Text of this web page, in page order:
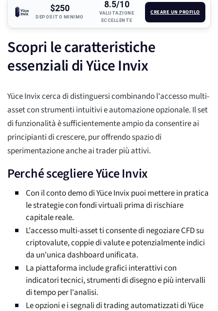
$250
DEPOSITO MINIMO
8.5/10
VALUTAZIONE
ECCELLENTE
CREARE UN PROFILO
Scopri le caratteristiche
essenziali di Yüce Invix
Yüce Invix cerca di distinguersi combinando l'accesso multi-
asset con strumenti intuitivi e automazione opzionale. Il set
di funzionalità è sufficientemente ampio da consentire ai
principianti di crescere, pur offrendo spazio di
sperimentazione anche ai trader più attivi.
Perché scegliere Yüce Invix
Con il conto demo di Yüce Invix puoi mettere in pratica
le strategie con fondi virtuali prima di rischiare
capitale reale.
L'accesso multi-asset ti consente di negoziare CFD su
criptovalute, coppie di valute e potenzialmente indici
da un'unica dashboard unificata.
La piattaforma include grafici interattivi con
indicatori tecnici, strumenti di disegno e più intervalli
di tempo per l'analisi.
Le opzioni e i segnali di trading automatizzati di Yüce